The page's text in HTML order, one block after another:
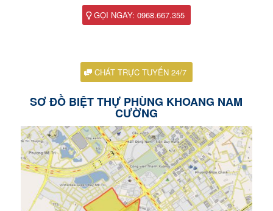
GỌI NGAY: 0968.667.355
CHÁT TRỰC TUYẾN 24/7
SƠ ĐỒ BIỆT THỰ PHÙNG KHOANG NAM
CƯỜNG